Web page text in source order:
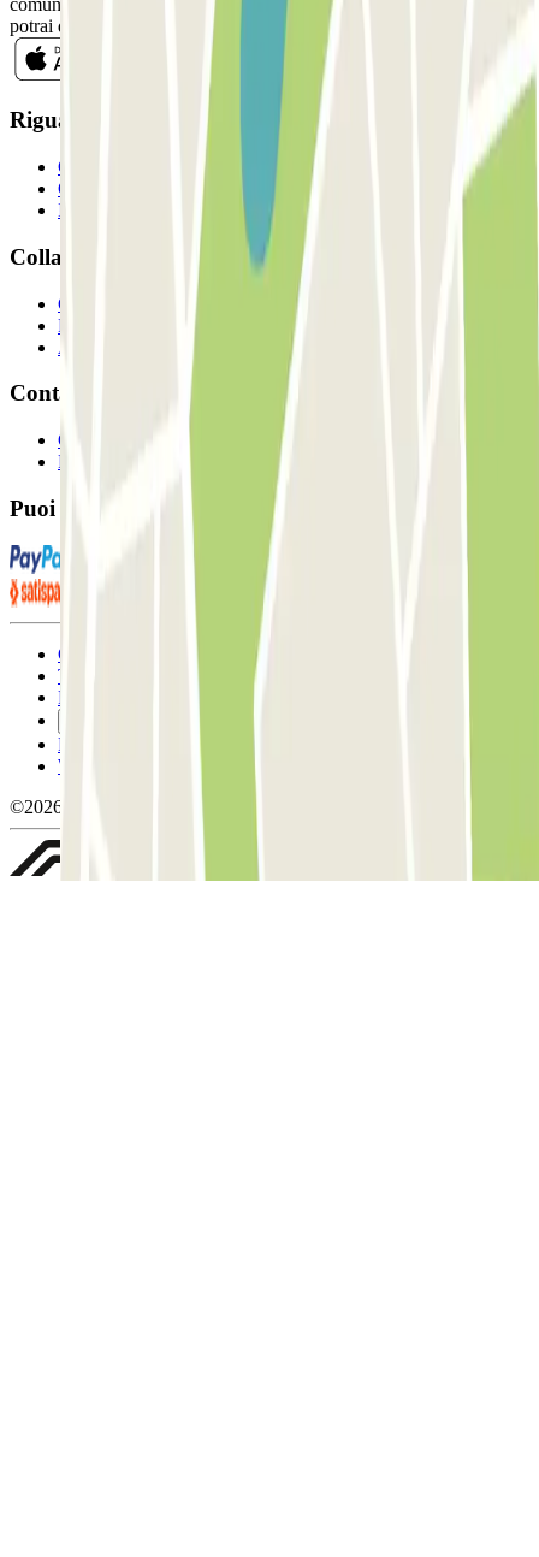
potrai disiscriverti quando vuoi direttamente dalla stessa newsletter.
Riguardo a Parclcik
Chi siamo
Come funziona?
I Nostri Parcheggi
Collaboriamo?
Collaboratori
Proprietari di parcheggio
Affiliati
Contatto
Contattaci
FAQ
Puoi utilizzare questi metodi di pagamento:
Condizioni contrattuali e di utilizzo
Termini di cancellazione
Politica sui cookies
Politica sulla privacy
Whistleblowing
©2026 Parclick. Tutti i diritti riservati